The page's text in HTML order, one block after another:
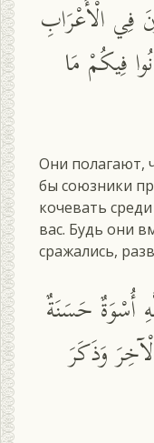
فِي الْأَعْرَابِ
فِيكُمْ مَا
Они полагают,
бы союзники
кочевать
вас. Будь они
сражались,
أُسْوَةٌ حَسَنَةٌ
وَذَكَرَ